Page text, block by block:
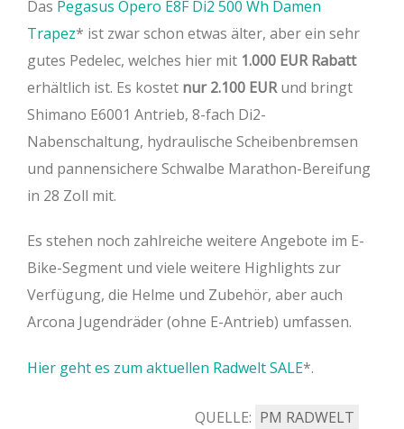
Das Pegasus Opero E8F Di2 500 Wh Damen
Trapez
ist zwar schon etwas älter, aber ein sehr
gutes Pedelec, welches hier mit 1.000 EUR Rabatt
erhältlich ist. Es kostet nur 2.100 EURund bringt
Shimano E6001 Antrieb, 8-fach Di2-
Nabenschaltung, hydraulische Scheibenbremsen
und pannensichere Schwalbe Marathon-Bereifung
in 28 Zoll mit.
Es stehen noch zahlreiche weitere Angebote im E-
Bike-Segment und viele weitere Highlights zur
Verfügung, die Helme und Zubehör, aber auch
Arcona Jugendräder (ohne E-Antrieb) umfassen.
Hier geht es zum aktuellen Radwelt SALE .
QUELLE: PM RADWELT